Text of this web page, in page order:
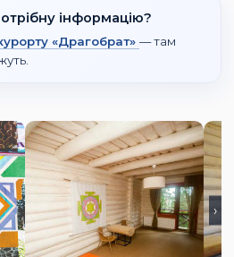
інформацію?
«Драгобрат» — там
›